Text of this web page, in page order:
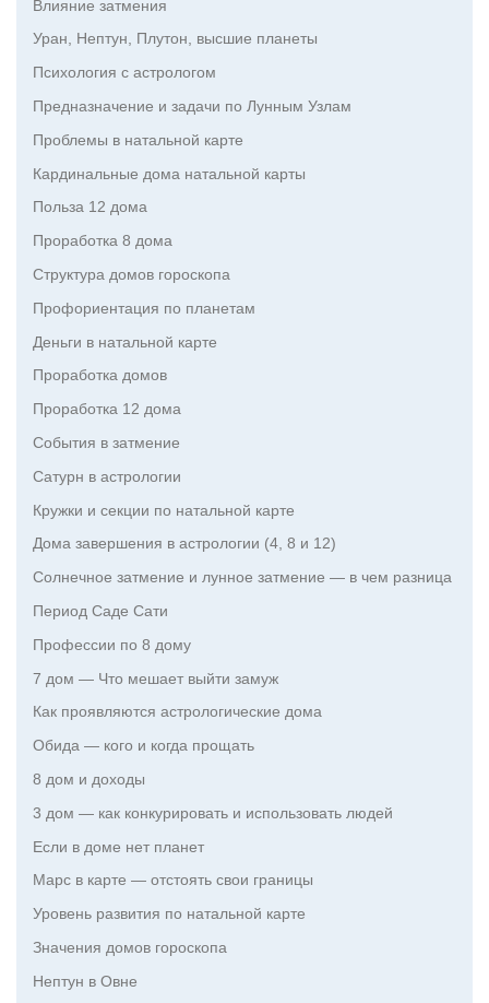
Влияние затмения
Уран, Нептун, Плутон, высшие планеты
Психология с астрологом
Предназначение и задачи по Лунным Узлам
Проблемы в натальной карте
Кардинальные дома натальной карты
Польза 12 дома
Проработка 8 дома
Структура домов гороскопа
Профориентация по планетам
Деньги в натальной карте
Проработка домов
Проработка 12 дома
События в затмение
Сатурн в астрологии
Кружки и секции по натальной карте
Дома завершения в астрологии (4, 8 и 12)
Солнечное затмение и лунное затмение — в чем разница
Период Саде Сати
Профессии по 8 дому
7 дом — Что мешает выйти замуж
Как проявляются астрологические дома
Обида — кого и когда прощать
8 дом и доходы
3 дом — как конкурировать и использовать людей
Если в доме нет планет
Марс в карте — отстоять свои границы
Уровень развития по натальной карте
Значения домов гороскопа
Нептун в Овне